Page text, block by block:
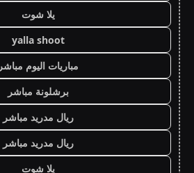
يلا شوت
yalla shoot
مباريات اليوم مباشر
برشلونة مباشر
ريال مدريد مباشر
ريال مدريد مباشر
يلا شوت